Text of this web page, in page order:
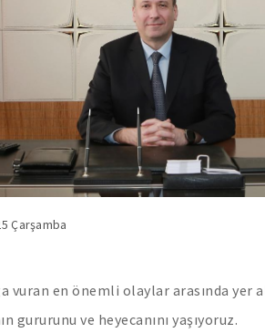
Çarşamba
vuran en önemli olaylar arasında yer
gururunu ve heyecanını yaşıyoruz.